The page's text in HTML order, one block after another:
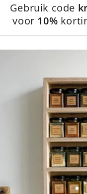
Gebruik code
voor 10%